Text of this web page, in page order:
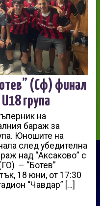
(Сф) финал
група
на
бараж за
Юношите на
след убедителна
над “Аксаково” с
– “Ботев”
18 юни, от 17:30
“Чавдар” […]